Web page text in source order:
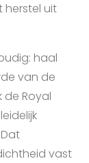
herstel uit
haal
van de
Royal
vast